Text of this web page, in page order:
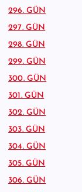
296. GÜN
297. GÜN
298. GÜN
299. GÜN
300. GÜN
301. GÜN
302. GÜN
303. GÜN
304. GÜN
305. GÜN
306. GÜN